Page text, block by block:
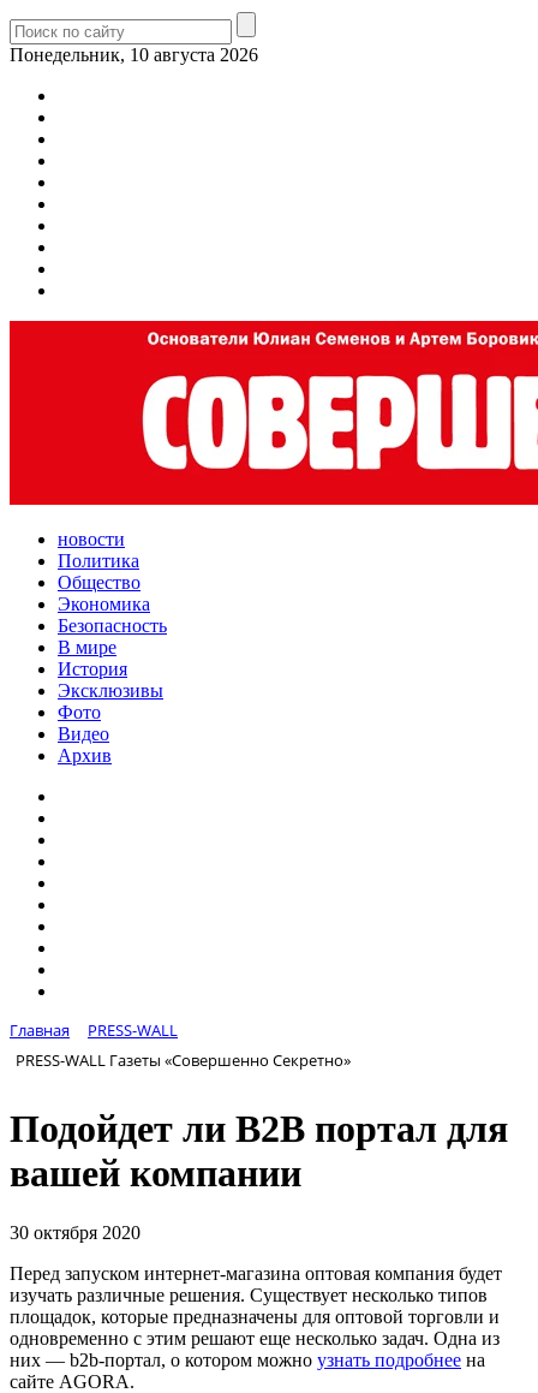
Понедельник, 10 августа 2026
новости
Политика
Общество
Экономика
Безопасность
В мире
История
Эксклюзивы
Фото
Видео
Архив
Главная
PRESS-WALL
PRESS-WALL Газеты «Совершенно Секретно»
Подойдет ли B2B портал для
вашей компании
30 октября 2020
Перед запуском интернет-магазина оптовая компания будет
изучать различные решения. Существует несколько типов
площадок, которые предназначены для оптовой торговли и
одновременно с этим решают еще несколько задач. Одна из
них — b2b-портал, о котором можно узнать подробнее на
сайте AGORA.